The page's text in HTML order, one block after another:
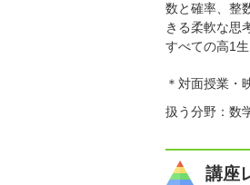
数と確率、整
きる柔軟な思
すべての高1生
＊対面授業・
扱う分野：数
講座